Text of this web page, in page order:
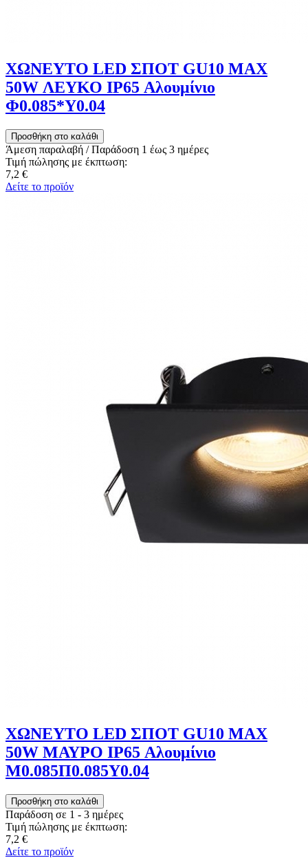
ΧΩΝΕΥΤΟ LED ΣΠΟΤ GU10 MAX
50W ΛΕΥΚΟ IP65 Αλουμίνιο
Φ0.085*Υ0.04
Άμεση παραλαβή / Παράδoση 1 έως 3 ημέρες
Τιμή πώλησης με έκπτωση:
7,2 €
Δείτε το προϊόν
ΧΩΝΕΥΤΟ LED ΣΠΟΤ GU10 MAX
50W ΜΑΥΡΟ IP65 Αλουμίνιο
Μ0.085Π0.085Υ0.04
Παράδοση σε 1 - 3 ημέρες
Τιμή πώλησης με έκπτωση:
7,2 €
Δείτε το προϊόν